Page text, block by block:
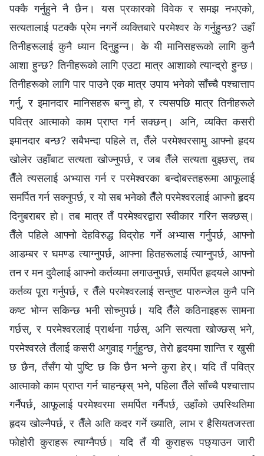
पक्‍कै गर्नुहुने नै छैन। यस प्रकारको विवेक र समझ नभएको,
सत्यतालाई पटक्कै प्रेम नगर्ने व्यक्तिबारे परमेश्‍वर के गर्नुहुन्छ? उहाँ
तिनीहरूलाई कुनै ध्यान दिनुहुन्न। के यी मानिसहरूको लागि कुनै
आशा हुन्छ? तिनीहरूको लागि एउटा मात्र आशाको त्यान्द्रो हुन्छ।
तिनीहरूको लागि पार पाउने एक मात्र उपाय भनेको साँच्चै पश्चात्ताप
गर्नु, र इमानदार मानिसहरू बन्नु हो, र त्यसपछि मात्र तिनीहरूले
पवित्र आत्माको काम प्राप्त गर्न सक्छन्। अनि, व्यक्ति कसरी
इमानदार बन्छ? सबैभन्दा पहिले त, तैँले परमेश्‍वरसामु आफ्नो हृदय
खोलेर उहाँबाट सत्यता खोज्नुपर्छ, र जब तैँले सत्यता बुझ्छस्, तब
तैँले त्यसलाई अभ्यास गर्न र परमेश्‍वरका बन्दोबस्तहरूमा आफूलाई
समर्पित गर्न सक्नुपर्छ, र यो सब भनेको तैँले परमेश्‍वरलाई आफ्नो हृदय
दिनुबराबर हो। तब मात्र तँ परमेश्‍वरद्वारा स्वीकार गरिन सक्छस्।
तैँले पहिले आफ्नो देहविरुद्ध विद्रोह गर्ने अभ्यास गर्नुपर्छ, आफ्नो
आडम्बर र घमण्ड त्याग्नुपर्छ, आफ्ना हितहरूलाई त्याग्नुपर्छ, आफ्नो
तन र मन दुवैलाई आफ्नो कर्तव्यमा लगाउनुपर्छ, समर्पित हृदयले आफ्नो
कर्तव्य पूरा गर्नुपर्छ, र तैँले परमेश्‍वरलाई सन्तुष्ट पारुन्जेल कुनै पनि
कष्ट भोग्न सकिन्छ भनी सोच्नुपर्छ। यदि तैँले कठिनाइहरू सामना
गर्छस्, र परमेश्‍वरलाई प्रार्थना गर्छस्, अनि सत्यता खोज्छस् भने,
परमेश्‍वरले तँलाई कसरी अगुवाइ गर्नुहुन्छ, तेरो हृदयमा शान्ति र खुसी
छ छैन, तँसँग यो पुष्टि छ कि छैन भन्‍ने कुरा हेर्। यदि तँ पवित्र
आत्माको काम प्राप्त गर्न चाहन्छ्स् भने, पहिला तैँले साँच्चै पश्चात्ताप
गर्नैपर्छ, आफूलाई परमेश्‍वरमा समर्पित गर्नैपर्छ, उहाँको उपस्थितिमा
हृदय खोल्नैपर्छ, र तैँले अति कदर गर्ने ख्याति, लाभ र हैसियतजस्ता
फोहोरी कुराहरू त्याग्नैपर्छ। यदि तँ यी कुराहरू पछ्याउन जारी